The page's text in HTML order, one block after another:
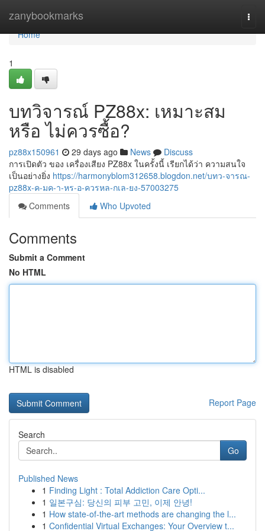
zanybookmarks
Home
Home
1
บทวิจารณ์ PZ88x: เหมาะสม
หรือ ไม่ควรซื้อ?
pz88x150961 29 days ago News
Discuss
การเปิดตัว ของ เครื่องเสียง PZ88x ในครั้งนี้ เรียกได้ว่า ความสนใจ
เป็นอย่างยิ่ง https://harmonyblom312658.blogdon.net/บทว-จารณ-
pz88x-ค-มค-า-หร-อ-ควรหล-กเล-ยง-57003275
Comments
Who Upvoted
Comments
Submit a Comment
No HTML
HTML is disabled
Report Page
Search
Go
Published News
1 Finding Light : Total Addiction Care Opti...
1 일본구심: 당신의 피부 고민, 이제 안녕!
1 How state-of-the-art methods are changing the l...
1 Confidential Virtual Exchanges: Your Overview t...